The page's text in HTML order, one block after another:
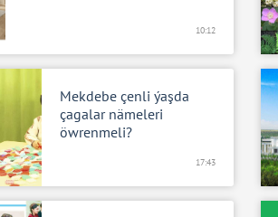
10:12
Mekdebe çenli ýaşda
çagalar nämeleri
öwrenmeli?
17:43